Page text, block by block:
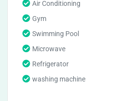
Air Conditioning
Gym
Swimming Pool
Microwave
Refrigerator
washing machine